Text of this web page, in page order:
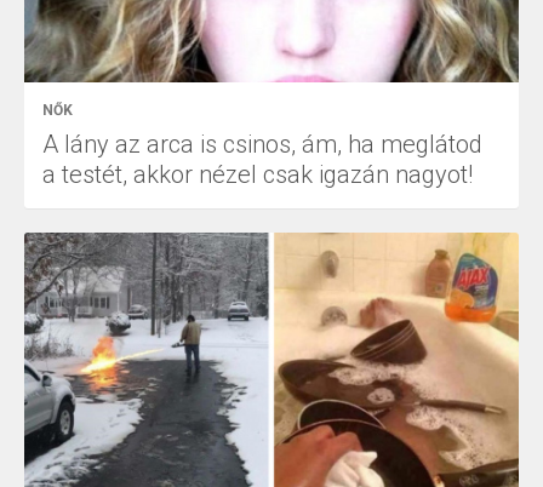
NŐK
A lány az arca is csinos, ám, ha meglátod
a testét, akkor nézel csak igazán nagyot!